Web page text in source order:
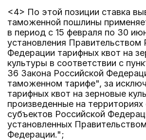
<4> По этой позиции ставка
таможенной пошлины
в период с 15 февраля по 30
установления Правительством
Федерации тарифных квот на
культуры в соответствии с
36 Закона Российской
таможенном тарифе", за
тарифных квот на зерновые
произведенные на
субъектов Российской
установленных
Федерации.";